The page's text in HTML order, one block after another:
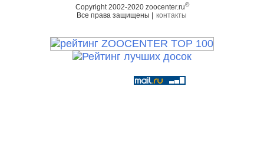
Copyright 2002-2020 zoocenter.ru©
Все права защищены | контакты